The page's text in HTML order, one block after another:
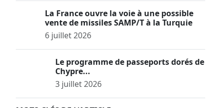
La France ouvre la voie à une possible
vente de missiles SAMP/T à la Turquie
6 juillet 2026
Le programme de passeports dorés de
Chypre...
3 juillet 2026